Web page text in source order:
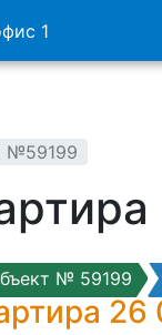
1
№59199
№ 59199
26